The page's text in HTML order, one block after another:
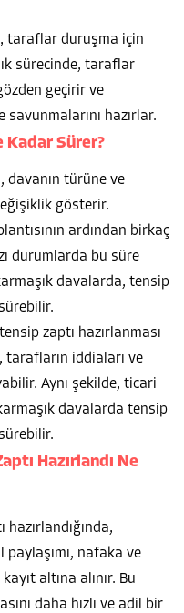
taraflar duruşma için
sürecinde, taraflar
geçirir ve
hazırlar.
Kadar Sürer?
davanın türüne ve
gösterir.
ardından birkaç
durumlarda bu süre
davalarda, tensip
zaptı hazırlanması
tarafların iddiaları ve
Aynı şekilde, ticari
davalarda tensip
Hazırlandı Ne
nafaka ve
altına alınır. Bu
daha hızlı ve adil bir